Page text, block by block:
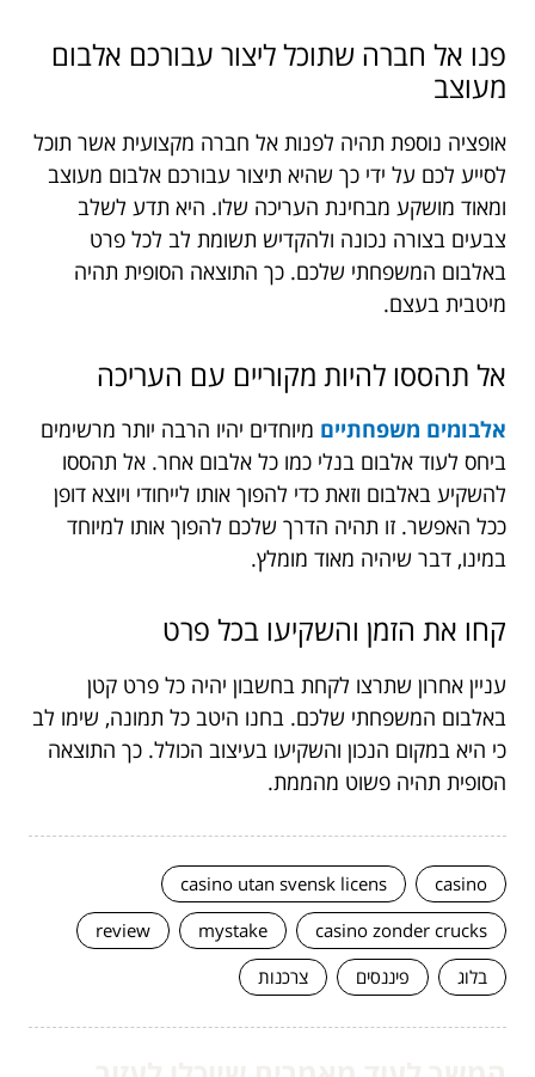
פנו אל חברה שתוכל ליצור עבורכם אלבום
מעוצב
אופציה נוספת תהיה לפנות אל חברה מקצועית אשר תוכל
לסייע לכם על ידי כך שהיא תיצור עבורכם אלבום מעוצב
ומאוד מושקע מבחינת העריכה שלו. היא תדע לשלב
צבעים בצורה נכונה ולהקדיש תשומת לב לכל פרט
באלבום המשפחתי שלכם. כך התוצאה הסופית תהיה
מיטבית בעצם.
אל תהססו להיות מקוריים עם העריכה
אלבומים משפחתיים מיוחדים יהיו הרבה יותר מרשימים
ביחס לעוד אלבום בנלי כמו כל אלבום אחר. אל תהססו
להשקיע באלבום וזאת כדי להפוך אותו לייחודי ויוצא דופן
ככל האפשר. זו תהיה הדרך שלכם להפוך אותו למיוחד
במינו, דבר שיהיה מאוד מומלץ.
קחו את הזמן והשקיעו בכל פרט
עניין אחרון שתרצו לקחת בחשבון יהיה כל פרט קטן
באלבום המשפחתי שלכם. בחנו היטב כל תמונה, שימו לב
כי היא במקום הנכון והשקיעו בעיצוב הכולל. כך התוצאה
הסופית תהיה פשוט מהממת.
casino
casino utan svensk licens
casino zonder crucks
mystake
review
בלוג
פיננסים צרכנות